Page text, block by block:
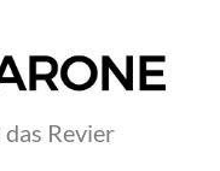
Revier